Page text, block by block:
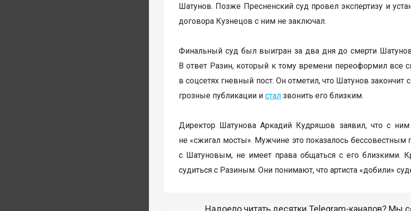
Шатунов. Позже Пресненский суд провел экспертизу и
договора Кузнецов с ним не заключал.
Финальный суд был выигран за два дня до смерти
В ответ Разин, который к тому времени переоформил все
в соцсетях гневный пост. Он отметил, что Шатунов
грозные публикации и стал звонить его близким.
Директор Шатунова Аркадий Кудряшов заявил, что с
не «сжигал мосты». Мужчине это показалось бессовестным
с Шатуновым, не имеет права общаться с его близкими.
судиться с Разиным. Они понимают, что артиста «добили»
Надоело читать десятки Telegram-каналов?